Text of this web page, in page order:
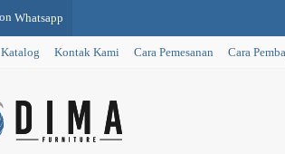
Whatsapp
Katalog Kontak Kami Cara Pemesanan Cara